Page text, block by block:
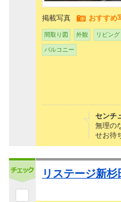
掲載写真 おすすめ
間取り図 外観 リビン
バルコニー
センチ
無理の
せお待
リステージ新杉